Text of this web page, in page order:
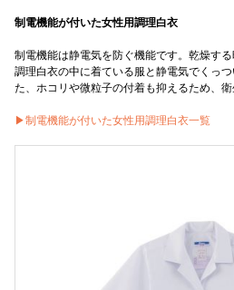
制電機能が付いた女性用調理白衣
制電機能は静電気を防ぐ機能です。乾燥する
調理白衣の中に着ている服と静電気でくっ
た、ホコリや微粒子の付着も抑えるため、衛
▶制電機能が付いた女性用調理白衣一覧